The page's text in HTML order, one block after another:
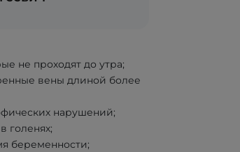
не проходят до утра;
вены длиной более
нарушений;
голенях;
беременности;